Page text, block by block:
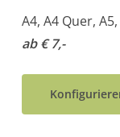
A4, A4 Quer,
ab € 7,-